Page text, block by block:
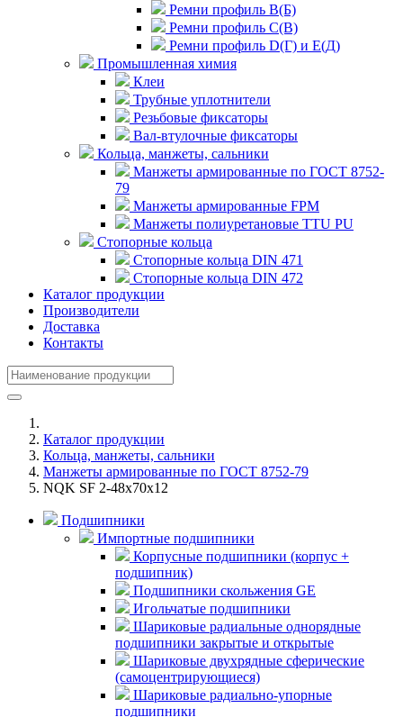
Ремни профиль В(Б)
Ремни профиль С(В)
Ремни профиль D(Г) и E(Д)
Промышленная химия
Клеи
Трубные уплотнители
Резьбовые фиксаторы
Вал-втулочные фиксаторы
Кольца, манжеты, сальники
Манжеты армированные по ГОСТ 8752-
79
Манжеты армированные FPM
Манжеты полиуретановые TTU PU
Стопорные кольца
Стопорные кольца DIN 471
Стопорные кольца DIN 472
Каталог продукции
Производители
Доставка
Контакты
Каталог продукции
Кольца, манжеты, сальники
Манжеты армированные по ГОСТ 8752-79
NQK SF 2-48x70x12
Подшипники
Импортные подшипники
Корпусные подшипники (корпус +
подшипник)
Подшипники скольжения GE
Игольчатые подшипники
Шариковые радиальные однорядные
подшипники закрытые и открытые
Шариковые двухрядные сферические
(самоцентрирующиеся)
Шариковые радиально-упорные
подшипники